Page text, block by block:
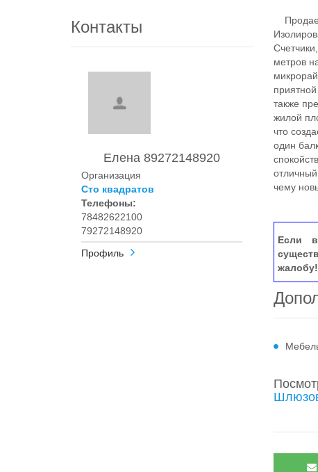
Контакты
Елена 89272148920
Организация
Сто квадратов
Телефоны:
78482622100
79272148920
Профиль
метров
также
жилой
что
один
чему
Если
жалобу!